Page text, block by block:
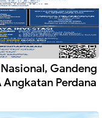
Gandeng
Perdana